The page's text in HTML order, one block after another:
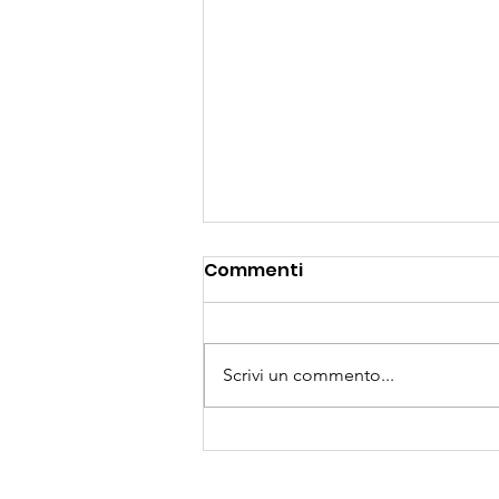
Tendenze capelli per il
Nel 2024, la moda capelli si
evolve con tagli innovativi, colori
offrirti...
Commenti
Scrivi un commento...